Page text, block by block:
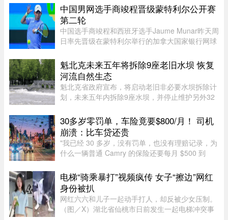
中国男网选手商竣程晋级蒙特利尔公开赛
第二轮
中国选手商竣程和西班牙选手Jaume Munar昨天周
日率先晋级在蒙特利尔举行的加拿大国家银行网球
降雨让赛事安排受到严重影响。世界排名第270位
的商竣程以6比3、6比3击败巴 ...
魁北克未来五年将拆除9座老旧水坝 恢复
河流自然生态
魁北克省政府宣布，将启动老旧非必要水坝拆除计
划，未来五年内拆除9座水坝，并停止维护另外32
系统。这标志着魁北克正式加入国际上日益兴起的
拆坝潮流。 ...
30多岁零罚单，车险竟要$800/月！ 司机
崩溃：比车贷还贵
"我已经 30 多岁，没有罚单，也没有理赔记录，为
什么一辆普通 Camry 的保险还要每月 $500 到
己找过保险经纪、直接联系过保险公司，也使用了
多个比价网站，得到的报价 ...
电梯“骑乘暴打”视频疯传 女子“擦边”网红
身份被扒
网红六六和儿子一起动手打人，却反被少女压制。
（图／X）湖北省仙桃市日前发生一起电梯冲突事